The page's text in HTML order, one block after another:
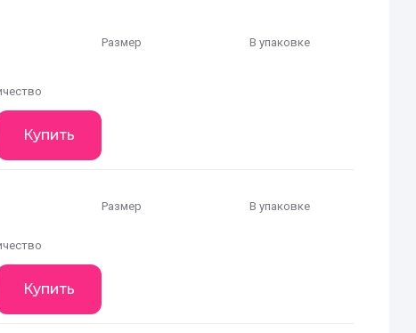
Размер В упаковке
Купить
Размер В упаковке
Купить